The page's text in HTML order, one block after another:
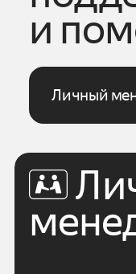
и
Личный